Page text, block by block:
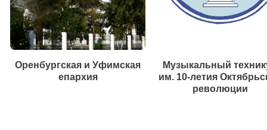
Оренбургская и Уфимская
епархия
Музыкальный
им. 10-летия
революции